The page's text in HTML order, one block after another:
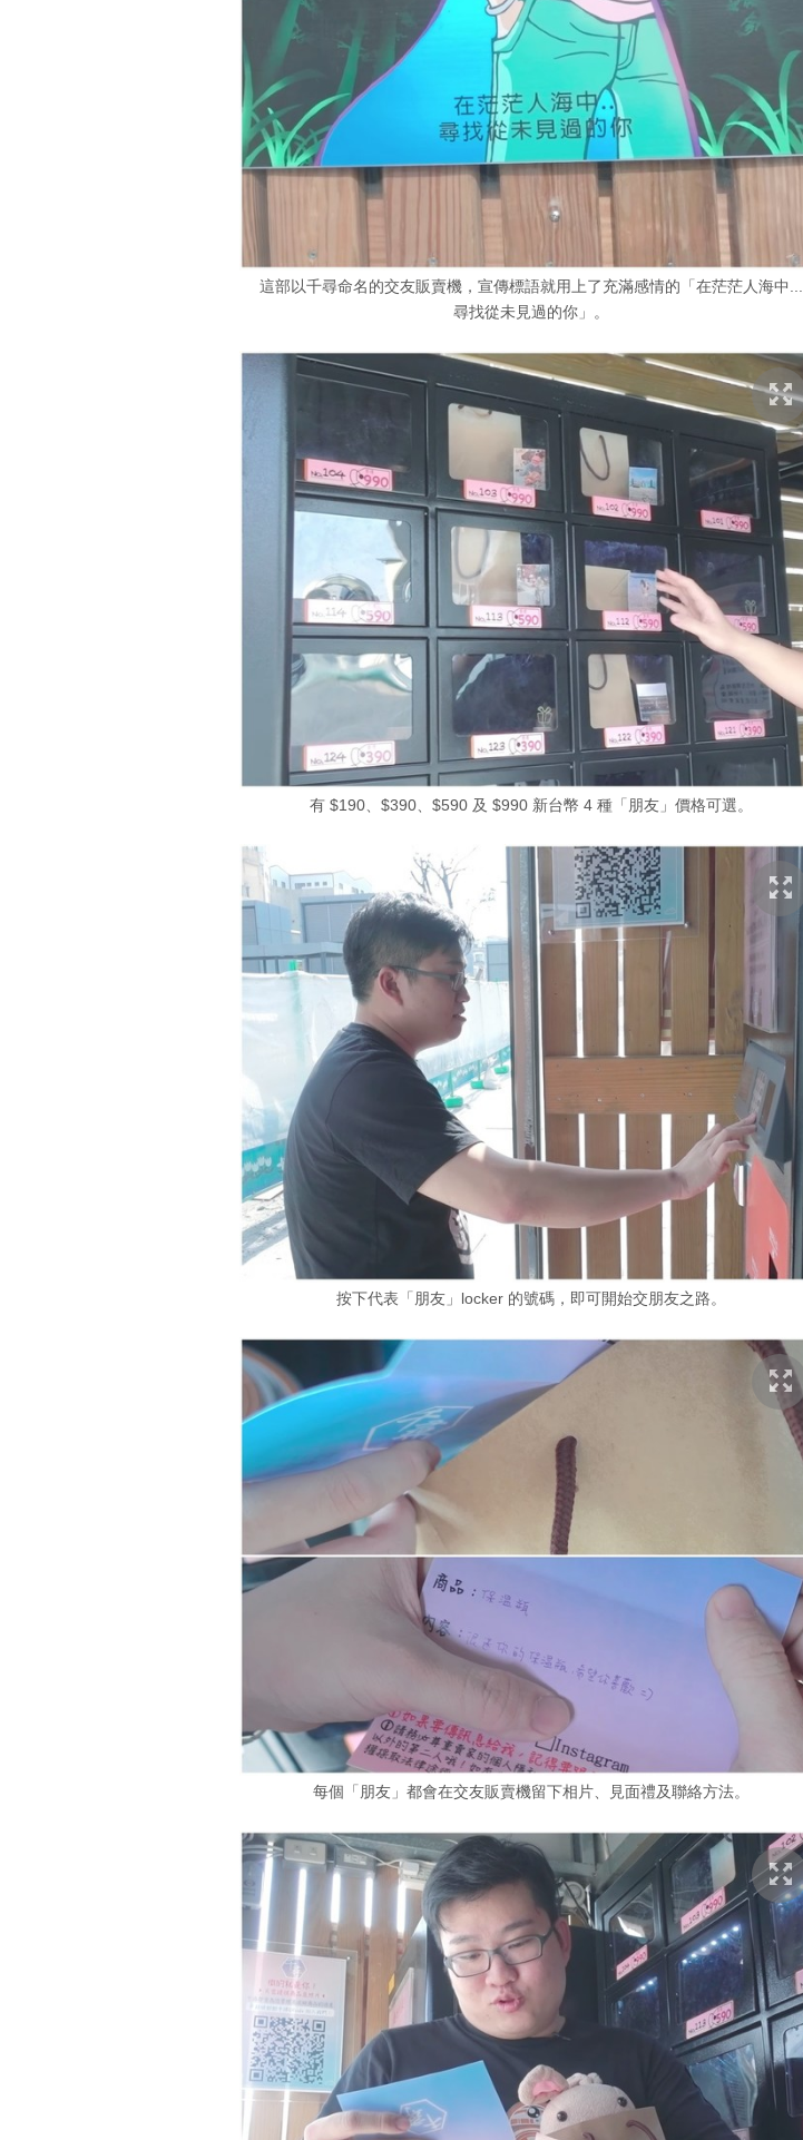
這部以千尋命名的交友販賣機，宣傳標語就用上了充滿感情的「在茫茫人海中...
尋找從未見過的你」。
有 $190、$390、$590 及 $990 新台幣 4 種「朋友」價格可選。
按下代表「朋友」locker 的號碼，即可開始交朋友之路。
每個「朋友」都會在交友販賣機留下相片、見面禮及聯絡方法。